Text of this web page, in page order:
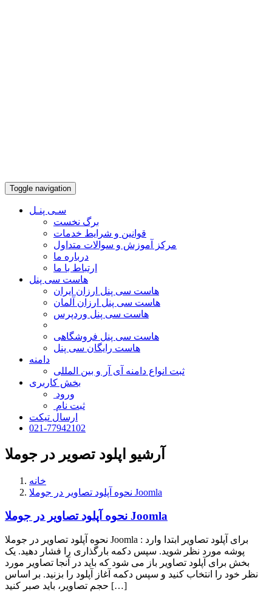
Toggle navigation
سـی پنـل
برگ نخست
قوانین و شرایط خدمات
مرکز آموزش و سوالات متداول
درباره ما
ارتباط با ما
هاست سی پنل
هاست سی پنل ارزان ایران
هاست سی پنل ارزان آلمان
هاست سی پنل وردپرس
هاست سی پنل فروشگاهی
هاست رایگان سی پنل
دامنه
ثبت انواع دامنه آی آر و بین المللی
بخش کاربری
ورود
ثبت نام
ارسال تیکت
021-77942102
آرشیو اپلود تصویر در جوملا
خانه
نحوه آپلود تصاویر در جوملا Joomla
نحوه آپلود تصاویر در جوملا Joomla
نحوه آپلود تصاویر در جوملا Joomla : برای آپلود تصاویر ابتدا وارد
پوشه مورد نظر شوید. سپس دکمه بارگذاری را فشار دهید. یک
بخش برای آپلود تصاویر باز می شود که باید در آنجا تصاویر مورد
نظر خود را انتخاب کنید و سپس دکمه آغاز آپلود را بزنید. بر اساس
حجم تصاویر، باید صبر کنید […]